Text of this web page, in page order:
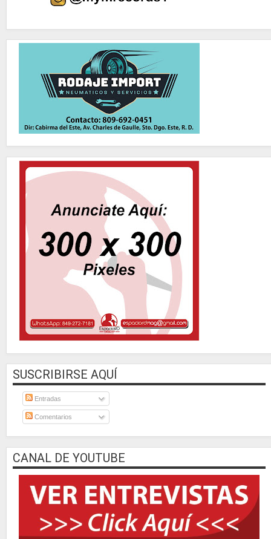
SUSCRIBIRSE AQUÍ
Entradas
Comentarios
CANAL DE YOUTUBE